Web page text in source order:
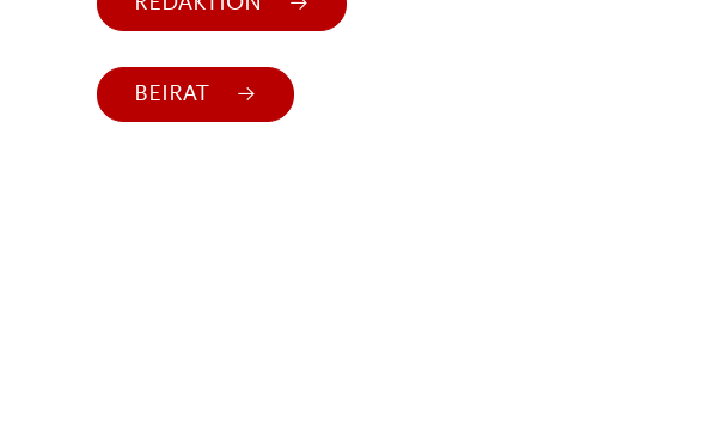
BEIRAT